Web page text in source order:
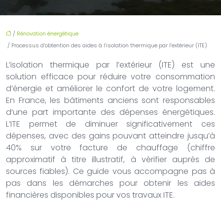
/ Rénovation énergétique
/ Processus d’obtention des aides à l’isolation thermique par l’extérieur (ITE)
L’isolation thermique par l’extérieur (ITE) est une
solution efficace pour réduire votre consommation
d’énergie et améliorer le confort de votre logement.
En France, les bâtiments anciens sont responsables
d’une part importante des dépenses énergétiques.
L’ITE permet de diminuer significativement ces
dépenses, avec des gains pouvant atteindre jusqu’à
40% sur votre facture de chauffage (chiffre
approximatif à titre illustratif, à vérifier auprès de
sources fiables). Ce guide vous accompagne pas à
pas dans les démarches pour obtenir les aides
financières disponibles pour vos travaux ITE.